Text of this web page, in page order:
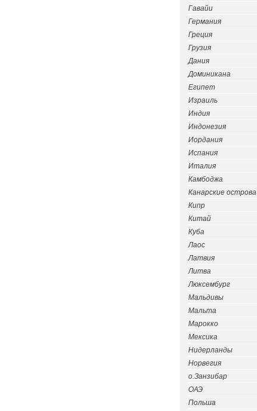
Гавайи
Германия
Греция
Грузия
Дания
Доминикана
Египет
Израиль
Индия
Индонезия
Иордания
Испания
Италия
Камбоджа
Канарские острова
Кипр
Китай
Куба
Лаос
Латвия
Литва
Люксембург
Мальдивы
Мальта
Марокко
Мексика
Нидерланды
Норвегия
о.Занзибар
ОАЭ
Польша